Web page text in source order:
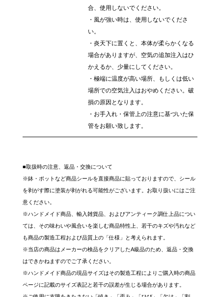
合、使用しないでください。
・風が強い時は、使用しないでくださ
い。
・炎天下に置くと、本体が柔らかくなる
場合がありますが、空気の追加注入はひ
かえるか、少量にしてください。
・極端に温度が高い場所、もしくは低い
場所での空気注入はおやめください。破
損の原因となります。
・お手入れ・保管上の注意に基づいた保
管をお願い致します。
■取扱時の注意、返品・交換について
※鉢・ポットなど商品シールを直接商品に貼っておりますので、シール
を剥がす際に塗装が剥がれる可能性がございます。お取り扱いにはご注
意ください。
※ハンドメイド商品、輸入雑貨品、およびアンティーク調仕上品につい
ては、その味わいや風合いを楽しむ商品特性上、若干のキズや汚れなど
も商品の製造工程および品質上の「仕様」と考えられます。
※当店の商品はメーカーの検品をクリアしたA級品のため、返品・交換
はできかねますのでご了承ください。
※ハンドメイド商品の現品サイズはその製造工程によりご購入時の商品
ページに記載のサイズ表記と若干の誤差が生じる場合があります。